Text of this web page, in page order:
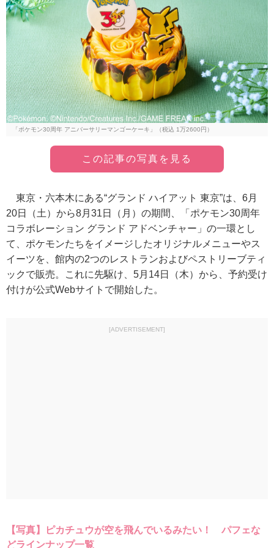
「ポケモン30周年 アニバーサリーマンゴーケーキ」（税込 1万2600円）
この記事の写真を見る
東京・六本木にある“グランド ハイアット 東京”は、6月
20日（土）から8月31日（月）の期間、「ポケモン30周年
コラボレーション グランド アドベンチャー」の一環とし
て、ポケモンたちをイメージしたオリジナルメニューやス
イーツを、館内の2つのレストランおよびペストリーブティ
ックで販売。これに先駆け、5月14日（木）から、予約受け
付けが公式Webサイトで開始した。
[ADVERTISEMENT]
【写真】ピカチュウが空を飛んでいるみたい！ パフェな
どラインナップ一覧